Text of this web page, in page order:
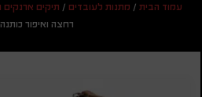
עמוד הבית/ מתנות לעובדים/ תיקים ארנקים
רחצה ואיפור